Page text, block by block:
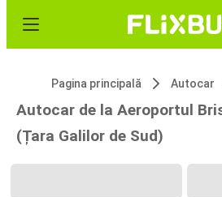
Pagina principală Autocar
Autocar de la Aeroportul
(Țara Galilor de Sud)